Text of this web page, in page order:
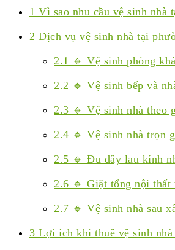
1 Vì sao nhu cầu vệ sinh nhà
2 Dịch vụ vệ sinh nhà tại
2.1 🔹 Vệ sinh phòng
2.2 🔹 Vệ sinh bếp và
2.3 🔹 Vệ sinh nhà theo
2.4 🔹 Vệ sinh nhà trọn
2.5 🔹 Đu dây lau kính
2.6 🔹 Giặt tổng nội thất
2.7 🔹 Vệ sinh nhà sau
3 Lợi ích khi thuê vệ sinh